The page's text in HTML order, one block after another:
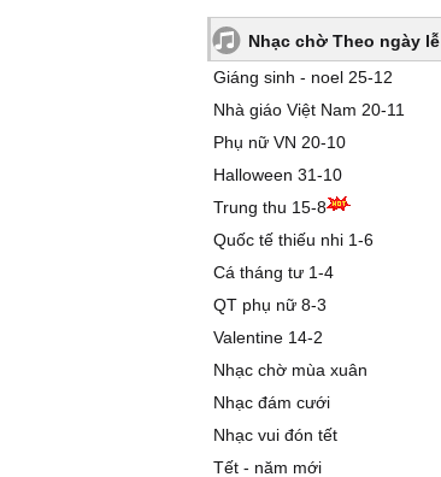
Nhạc chờ Theo ngày lễ
Giáng sinh - noel 25-12
Nhà giáo Việt Nam 20-11
Phụ nữ VN 20-10
Halloween 31-10
Trung thu 15-8
Quốc tế thiếu nhi 1-6
Cá tháng tư 1-4
QT phụ nữ 8-3
Valentine 14-2
Nhạc chờ mùa xuân
Nhạc đám cưới
Nhạc vui đón tết
Tết - năm mới